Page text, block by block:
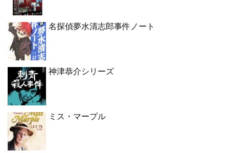
名探偵夢水清志郎事件ノート
神津恭介シリーズ
ミス・マープル